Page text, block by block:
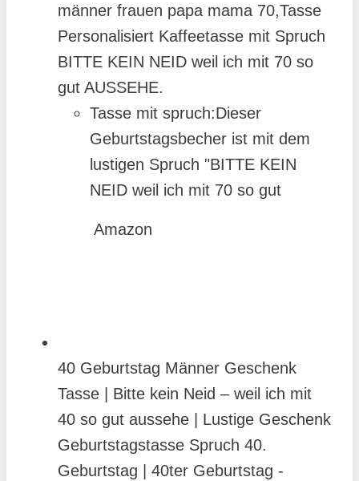
männer frauen papa mama 70,Tasse
Personalisiert Kaffeetasse mit Spruch
BITTE KEIN NEID weil ich mit 70 so
gut AUSSEHE.
Tasse mit spruch:Dieser
Geburtstagsbecher ist mit dem
lustigen Spruch "BITTE KEIN
NEID weil ich mit 70 so gut
und Schwestern.
Hochwertige Keramiktasse:
Amazon
40 Geburtstag Männer Geschenk
Tasse | Bitte kein Neid – weil ich mit
40 so gut aussehe | Lustige Geschenk
Geburtstagstasse Spruch 40.
Geburtstag | 40ter Geburtstag -